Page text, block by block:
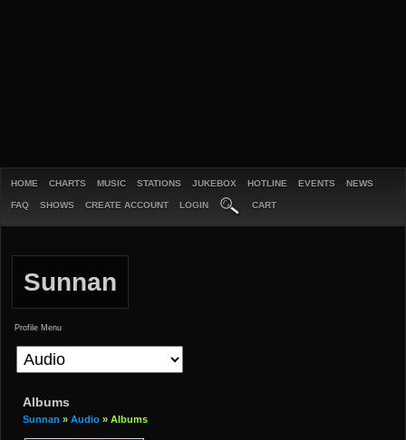
HOME CHARTS MUSIC STATIONS JUKEBOX HOTLINE EVENTS NEWS
FAQ SHOWS CREATE ACCOUNT LOGIN CART
Sunnan
Profile Menu
Albums
Sunnan » Audio » Albums